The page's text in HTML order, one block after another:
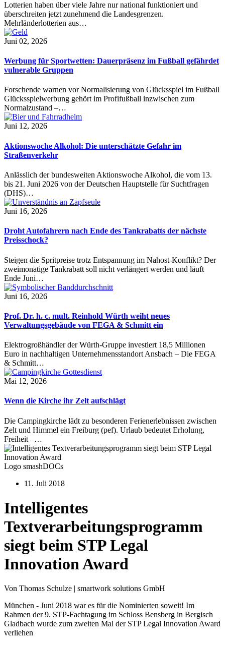
Lotterien haben über viele Jahre nur national funktioniert und
überschreiten jetzt zunehmend die Landesgrenzen.
Mehrländerlotterien aus…
Juni 02, 2026
Werbung für Sportwetten: Dauerpräsenz im Fußball gefährdet
vulnerable Gruppen
Forschende warnen vor Normalisierung von Glücksspiel im Fußball
Glücksspielwerbung gehört im Profifußball inzwischen zum
Normalzustand –…
Juni 12, 2026
Aktionswoche Alkohol: Die unterschätzte Gefahr im
Straßenverkehr
Anlässlich der bundesweiten Aktionswoche Alkohol, die vom 13.
bis 21. Juni 2026 von der Deutschen Hauptstelle für Suchtfragen
(DHS)…
Juni 16, 2026
Droht Autofahrern nach Ende des Tankrabatts der nächste
Preisschock?
Steigen die Spritpreise trotz Entspannung im Nahost-Konflikt? Der
zweimonatige Tankrabatt soll nicht verlängert werden und läuft
Ende Juni…
Juni 16, 2026
Prof. Dr. h. c. mult. Reinhold Würth weiht neues
Verwaltungsgebäude von FEGA & Schmitt ein
Elektrogroßhändler der Würth-Gruppe investiert 18,5 Millionen
Euro in nachhaltigen Unternehmensstandort Ansbach – Die FEGA
& Schmitt…
Mai 12, 2026
Wenn die Kirche ihr Zelt aufschlägt
Die Campingkirche lädt zu besonderen Ferienerlebnissen zwischen
Zelt und Himmel ein Freiburg (pef). Urlaub bedeutet Erholung,
Freiheit –…
Logo smashDOCs
11. Juli 2018
Intelligentes
Textverarbeitungsprogramm
siegt beim STP Legal
Innovation Award
Von Thomas Schulze | smartwork solutions GmbH
München - Juni 2018 war es für die Nominierten soweit! Im
Rahmen der 9. STP-Fachtagung im Schloss Bensberg in Bergisch
Gladbach wurde zum zweiten Mal der STP Legal Innovation Award
verliehen